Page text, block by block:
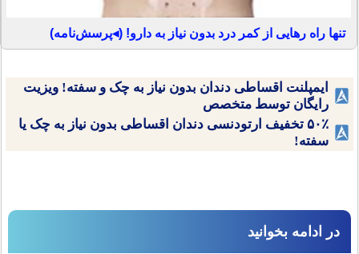
تنها راه رهایی از کمر درد بدون نیاز به دارو! (◂پرسش‌نامه)
ایمپلنت اقساطی دندان بدون نیاز به چک و سفته! ویزیت
رایگان توسط متخصص
۵۰٪ تخفیف ارتودنسی دندان اقساطی بدون نیاز به چک یا
سفته!
در ادامه بخوانید